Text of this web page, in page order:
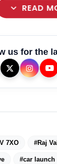
expand_more READ
us for the
7XO #Raj
#car launch